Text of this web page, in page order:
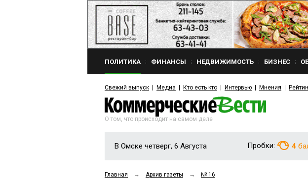
ПОЛИТИКА ФИНАНСЫ НЕДВИЖИМОСТЬ БИЗНЕС
Свежий выпуск Медиа Кто есть кто Интервью Мнения
О том, что происходит на самом деле
В Омске четверг, 6 Августа Пробки: 4
Главная → Архив газеты → № 16